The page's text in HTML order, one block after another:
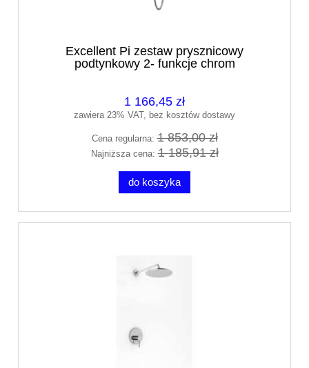
Excellent Pi zestaw prysznicowy
podtynkowy 2- funkcje chrom
1 166,45 zł
zawiera 23% VAT, bez kosztów dostawy
Cena regularna:1 853,00 zł
Najniższa cena:1 185,91 zł
do koszyka